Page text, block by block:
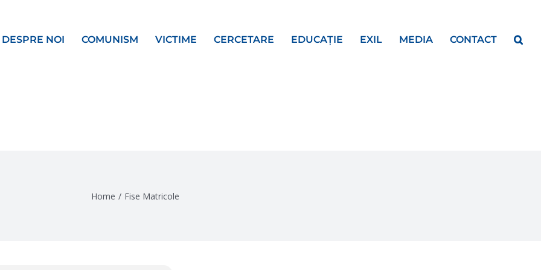
DESPRE NOI COMUNISM VICTIME CERCETARE EDUCAȚIE EXIL MEDIA CONTACT
Home / Fise Matricole